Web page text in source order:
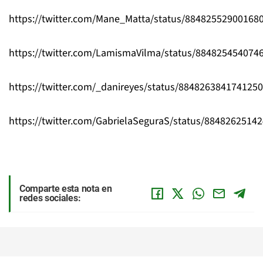
https://twitter.com/Mane_Matta/status/
https://twitter.com/LamismaVilma/status/
https://twitter.com/_danireyes/status/
https://twitter.com/GabrielaSeguraS/status/
Comparte esta nota en
redes sociales: